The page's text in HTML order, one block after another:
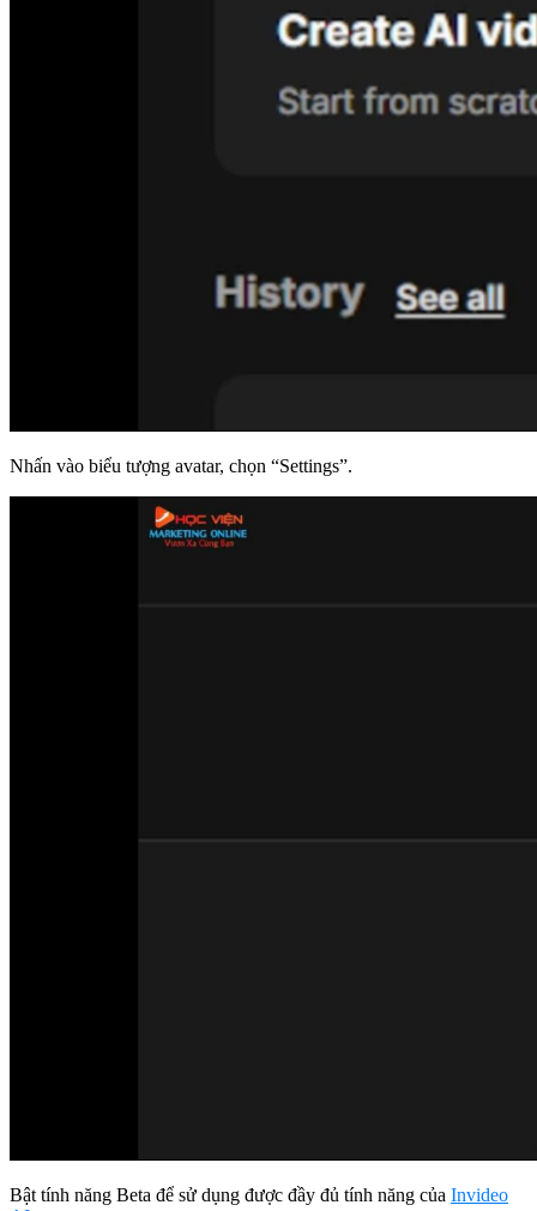
Nhấn vào biểu tượng avatar, chọn “Settings”.
Bật tính năng Beta để sử dụng được đầy đủ tính năng của Invideo